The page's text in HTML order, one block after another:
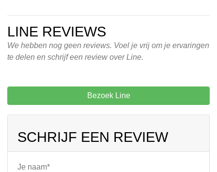
LINE REVIEWS
We hebben nog geen reviews. Voel je vrij om je ervaringen
te delen en schrijf een review over Line.
Bezoek Line
SCHRIJF EEN REVIEW
Je naam*